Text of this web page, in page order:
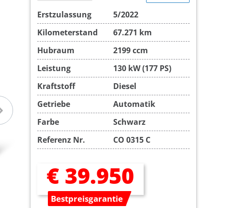
Erstzulassung
5/2022
Kilometerstand
67.271 km
Hubraum
2199 ccm
Leistung
130 kW (177 PS)
Kraftstoff
Diesel
Getriebe
Automatik
Farbe
Schwarz
Referenz Nr.
CO 0315 C
€ 39.950
Bestpreisgarantie